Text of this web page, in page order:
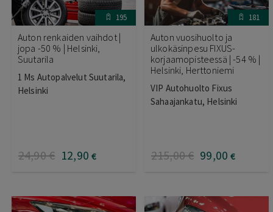
195
Auton renkaiden vaihdot |
jopa -50 % | Helsinki,
Suutarila
1 Ms Autopalvelut Suutarila,
Helsinki
24,90€ 12,90 €
181
Auton vuosihuolto ja
ulkokäsinpesu FIXUS-
korjaamopisteessä | -54 % |
Helsinki, Herttoniemi
VIP Autohuolto Fixus
Sahaajankatu, Helsinki
215,00€ 99,00 €